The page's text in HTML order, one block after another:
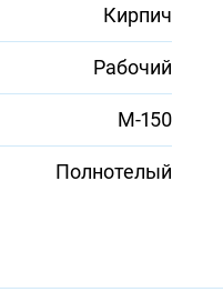
Кирпич
Рабочий
М-150
Полнотелый